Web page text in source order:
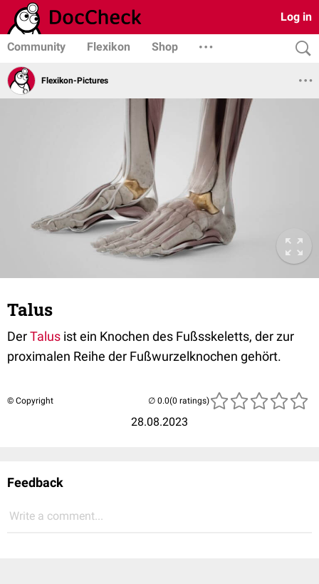
Log in
Community Flexikon Shop
Flexikon-Pictures
Talus
DerTalus ist ein Knochen des Fußsskeletts, der zur
proximalen Reihe der Fußwurzelknochen gehört.
© Copyright
28.08.2023
(0 ratings)
Feedback
Write a comment...